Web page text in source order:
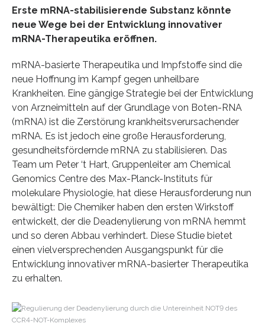
Erste mRNA-stabilisierende Substanz könnte
neue Wege bei der Entwicklung innovativer
mRNA-Therapeutika eröffnen.
mRNA-basierte Therapeutika und Impfstoffe sind die
neue Hoffnung im Kampf gegen unheilbare
Krankheiten. Eine gängige Strategie bei der Entwicklung
von Arzneimitteln auf der Grundlage von Boten-RNA
(mRNA) ist die Zerstörung krankheitsverursachender
mRNA. Es ist jedoch eine große Herausforderung,
gesundheitsfördernde mRNA zu stabilisieren. Das
Team um Peter ‘t Hart, Gruppenleiter am Chemical
Genomics Centre des Max-Planck-Instituts für
molekulare Physiologie, hat diese Herausforderung nun
bewältigt: Die Chemiker haben den ersten Wirkstoff
entwickelt, der die Deadenylierung von mRNA hemmt
und so deren Abbau verhindert. Diese Studie bietet
einen vielversprechenden Ausgangspunkt für die
Entwicklung innovativer mRNA-basierter Therapeutika
zu erhalten.